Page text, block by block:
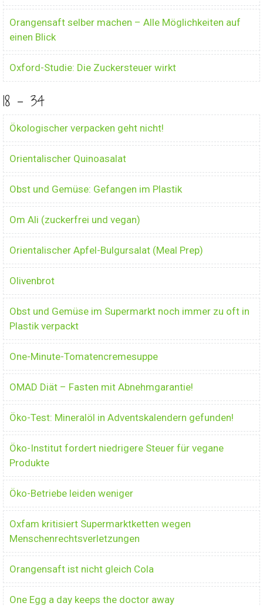
Orangensaft selber machen – Alle Möglichkeiten auf
einen Blick
Oxford-Studie: Die Zuckersteuer wirkt
18 - 34
Ökologischer verpacken geht nicht!
Orientalischer Quinoasalat
Obst und Gemüse: Gefangen im Plastik
Om Ali (zuckerfrei und vegan)
Orientalischer Apfel-Bulgursalat (Meal Prep)
Olivenbrot
Obst und Gemüse im Supermarkt noch immer zu oft in
Plastik verpackt
One-Minute-Tomatencremesuppe
OMAD Diät – Fasten mit Abnehmgarantie!
Öko-Test: Mineralöl in Adventskalendern gefunden!
Öko-Institut fordert niedrigere Steuer für vegane
Produkte
Öko-Betriebe leiden weniger
Oxfam kritisiert Supermarktketten wegen
Menschenrechtsverletzungen
Orangensaft ist nicht gleich Cola
One Egg a day keeps the doctor away